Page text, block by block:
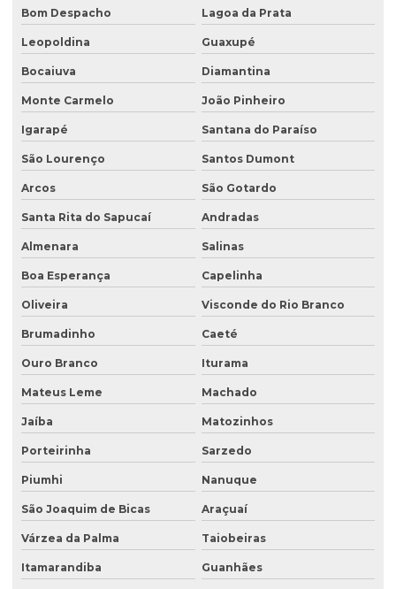
Estudo de passivo ambiental
Exploração de águas subterrâneas
Gerenciamento de efluentes
Instalação de tanques de combustíveis subterrâneos
Investigação ambiental
Investigação ambiental confirmatória
Investigação ambiental detalhada
Investigação ambiental preliminar
Investigação confirmatória
Investigação confirmatória de passivo ambiental
Investigação detalhada de passivo ambiental
Laboratório de análise de água
Laboratório de análise de efluentes
Laudo hidrogeológico
Laudo de passivo ambiental
Licenciamento ambiental de aterro sanitário
Bom Despacho Lagoa da Prata
Leopoldina Guaxupé
Bocaiuva Diamantina
Monte Carmelo João Pinheiro
Igarapé Santana do Paraíso
São Lourenço Santos Dumont
Arcos São Gotardo
Santa Rita do Sapucaí Andradas
Almenara Salinas
Boa Esperança Capelinha
Oliveira Visconde do Rio Branco
Brumadinho Caeté
Ouro Branco Iturama
Mateus Leme Machado
Jaíba Matozinhos
Porteirinha Sarzedo
Piumhi Nanuque
São Joaquim de Bicas Araçuaí
Várzea da Palma Taiobeiras
Itamarandiba Guanhães